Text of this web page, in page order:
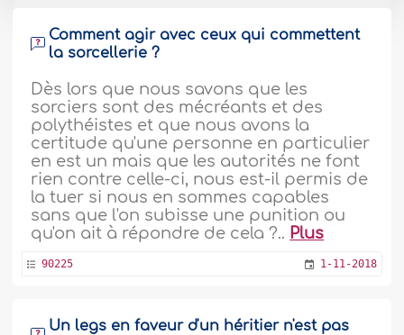
Comment agir avec ceux qui commettent
la sorcellerie ?
Dès lors que nous savons que les
sorciers sont des mécréants et des
polythéistes et que nous avons la
certitude qu'une personne en particulier
en est un mais que les autorités ne font
rien contre celle-ci, nous est-il permis de
la tuer si nous en sommes capables
sans que l'on subisse une punition ou
qu'on ait à répondre de cela ?.. Plus
90225 1-11-2018
Un legs en faveur d'un héritier n'est pas